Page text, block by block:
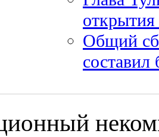
открытия
Общий